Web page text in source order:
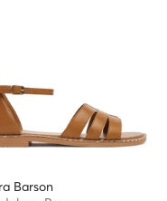
Barson